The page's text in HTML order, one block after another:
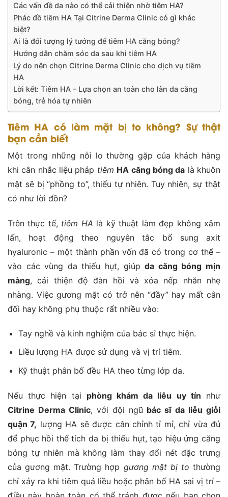
Các vấn đề da nào có thể cải thiện nhờ tiêm HA?
Phác đồ tiêm HA Tại Citrine Derma Clinic có gì khác
biệt?
Ai là đối tượng lý tưởng để tiêm HA căng bóng?
Hướng dẫn chăm sóc da sau khi tiêm HA
Lý do nên chọn Citrine Derma Clinic cho dịch vụ tiêm
HA
Lời kết: Tiêm HA – Lựa chọn an toàn cho làn da căng
bóng, trẻ hóa tự nhiên
Tiêm HA có làm mặt bị to không? Sự thật
bạn cần biết
Một trong những nỗi lo thường gặp của khách hàng
khi cân nhắc liệu pháp tiêm HA căng bóng da là khuôn
mặt sẽ bị “phồng to”, thiếu tự nhiên. Tuy nhiên, sự thật
có như lời đồn?
Trên thực tế, tiêm HA là kỹ thuật làm đẹp không xâm
lấn, hoạt động theo nguyên tắc bổ sung axit
hyaluronic – một thành phần vốn đã có trong cơ thể –
vào các vùng da thiếu hụt, giúpda căng bóng mịn
màng, cải thiện độ đàn hồi và xóa nếp nhăn nhẹ
nhàng. Việc gương mặt có trở nên “đầy” hay mất cân
đối hay không phụ thuộc rất nhiều vào:
Tay nghề và kinh nghiệm của bác sĩ thực hiện.
Liều lượng HA được sử dụng và vị trí tiêm.
Kỹ thuật phân bố đều HA theo từng lớp da.
Nếu thực hiện tại phòng khám da liễu uy tín như
Citrine Derma Clinic, với đội ngũ bác sĩ da liễu giỏi
quận 7, lượng HA sẽ được cân chỉnh tỉ mỉ, chỉ vừa đủ
để phục hồi thể tích da bị thiếu hụt, tạo hiệu ứng căng
bóng tự nhiên mà không làm thay đổi nét đặc trưng
của gương mặt. Trường hợp gương mặt bị to thường
chỉ xảy ra khi tiêm quá liều hoặc phân bố HA sai vị trí –